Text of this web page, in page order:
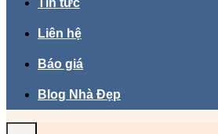
Tin tức
Liên hệ
Báo giá
Blog Nhà Đẹp